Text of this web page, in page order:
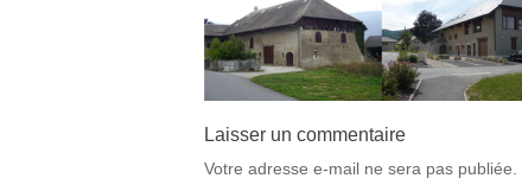
Laisser un commentaire
Votre adresse e-mail ne sera pas publiée.